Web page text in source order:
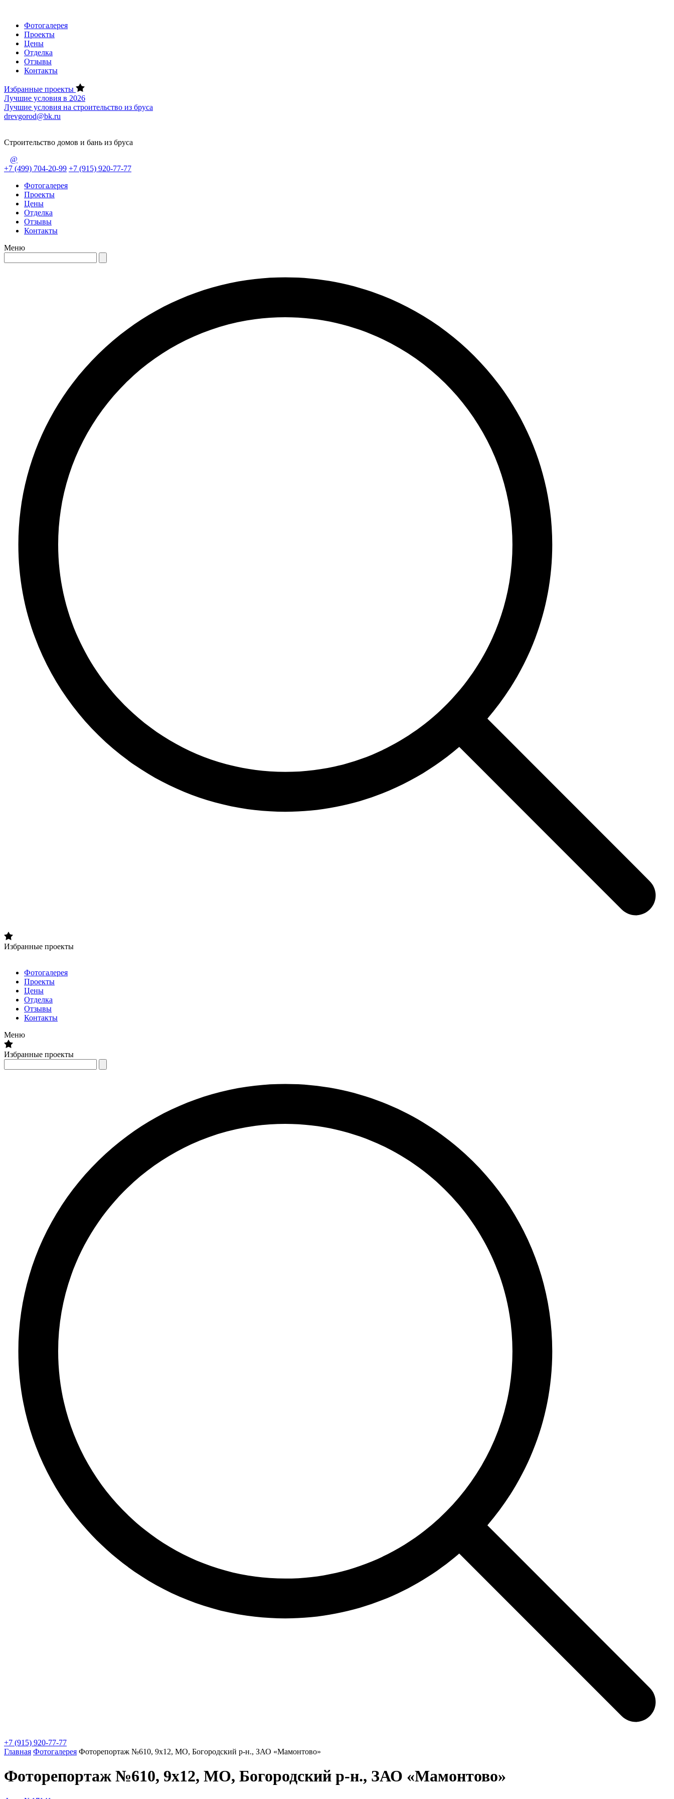
Фотогалерея
Проекты
Цены
Отделка
Отзывы
Контакты
Избранные проекты
Лучшие условия в 2026
Лучшие условия на строительство из бруса
drevgorod@bk.ru
Строительство домов и бань из бруса
@
+7 (499) 704-20-99 +7 (915) 920-77-77
Фотогалерея
Проекты
Цены
Отделка
Отзывы
Контакты
Меню
Избранные проекты
Фотогалерея
Проекты
Цены
Отделка
Отзывы
Контакты
Меню
Избранные проекты
+7 (915) 920-77-77
Главная Фотогалерея Фоторепортаж №610, 9х12, МО, Богородский р-н., ЗАО «Мамонтово»
Фоторепортаж №610, 9х12, МО, Богородский р-н., ЗАО «Мамонтово»